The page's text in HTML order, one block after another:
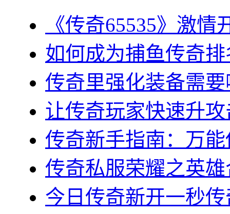
《传奇65535》激
如何成为捕鱼传奇
传奇里强化装备需
让传奇玩家快速升
传奇新手指南：万
传奇私服荣耀之英
今日传奇新开一秒